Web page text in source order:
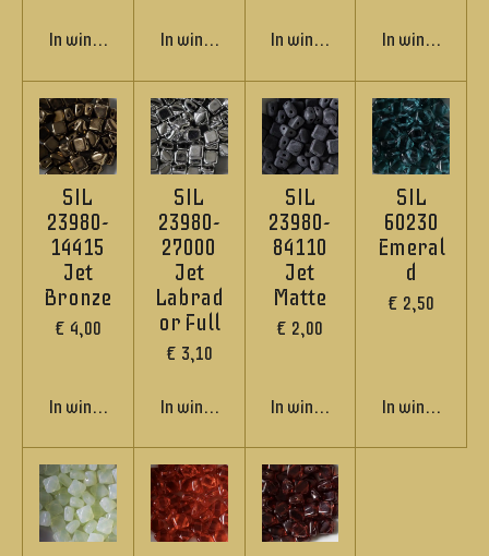
In winkelwagenIn winkelwagenIn winkelwagenIn
SIL
23980-
14415
Jet
Bronze
€ 4,00
In winkelwagen
SIL
23980-
27000
Jet
Labrad
or Full
€ 3,10
In winkelwagen
SIL
23980-
84110
Jet
Matte
€ 2,00
In winkelwagen
SIL
60230
Emeral
d
€ 2,50
In